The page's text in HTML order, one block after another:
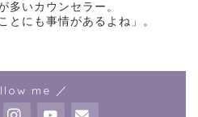
多いカウンセラー。
とにも事情があるよね」。
me ／